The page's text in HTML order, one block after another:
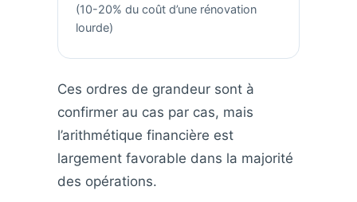
(10-20% du coût d’une rénovation
lourde)
Ces ordres de grandeur sont à
confirmer au cas par cas, mais
l’arithmétique financière est
largement favorable dans la majorité
des opérations.